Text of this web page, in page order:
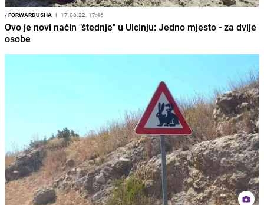
/FORWARDUSHA I 17.08.22. 17:46
Ovo je novi način "štednje" u Ulcinju: Jedno mjesto - za dvije
osobe